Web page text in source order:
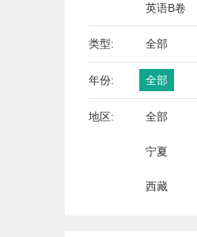
英语B卷
类型: 全部
年份: 全部
地区: 全部
宁夏
西藏